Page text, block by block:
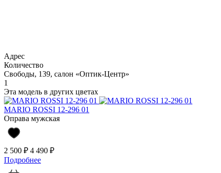
Адрес
Количество
Свободы, 139, салон «Оптик-Центр»
1
Эта модель в других цветах
MARIO ROSSI 12-296 01
Оправа мужская
2 500 ₽ 4 490 ₽
Подробнее